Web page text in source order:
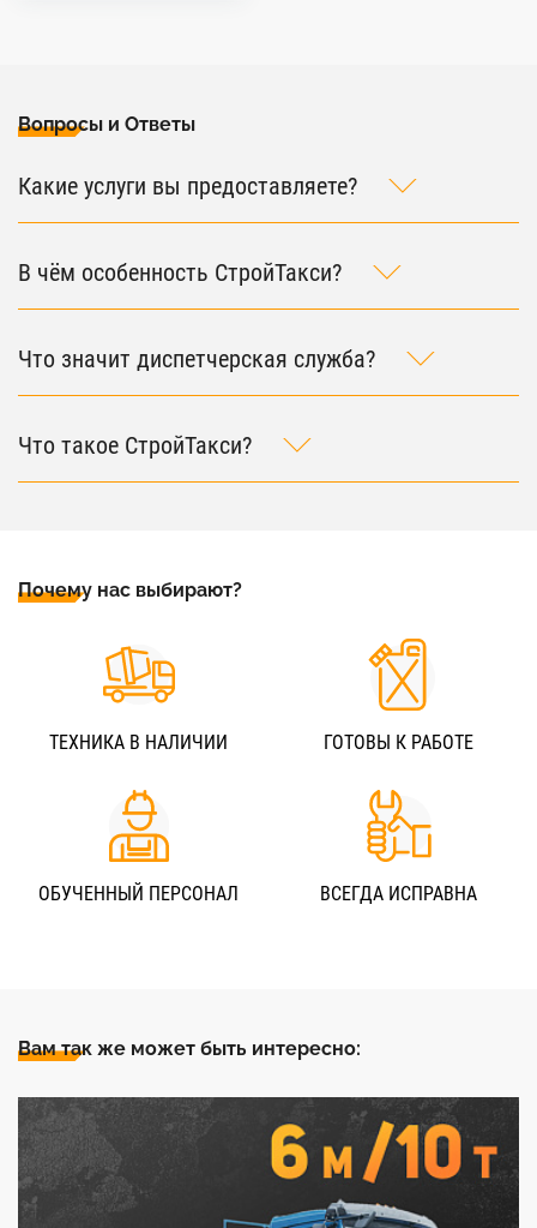
Вопросы и Ответы
Какие услуги вы предоставляете?
В чём особенность СтройТакси?
Что значит диспетчерская служба?
Что такое СтройТакси?
Почему нас выбирают?
ТЕХНИКА В НАЛИЧИИ ГОТОВЫ К РАБОТЕ
ОБУЧЕННЫЙ ПЕРСОНАЛ ВСЕГДА ИСПРАВНА
Вам так же может быть интересно: